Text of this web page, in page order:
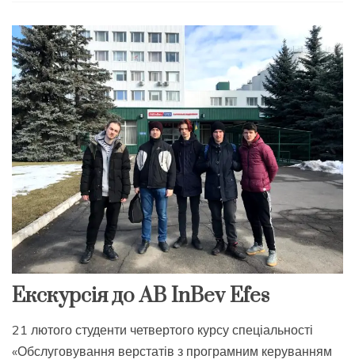
Екскурсія до AB InBev Efes
21 лютого студенти четвертого курсу спеціальності
«Обслуговування верстатів з програмним керуванням